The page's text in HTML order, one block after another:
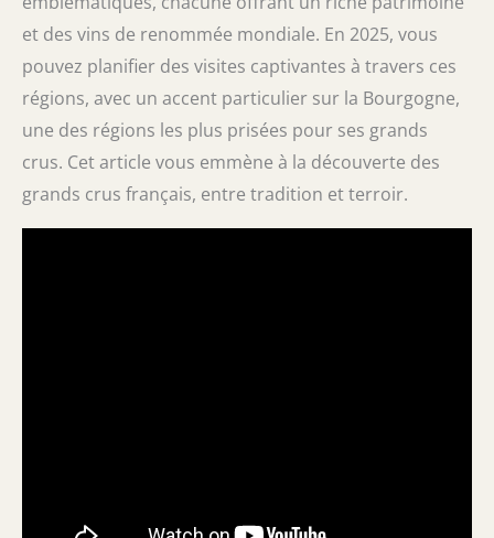
et des vins de renommée mondiale. En 2025, vous
pouvez planifier des visites captivantes à travers ces
régions, avec un accent particulier sur la Bourgogne,
une des régions les plus prisées pour ses grands
crus. Cet article vous emmène à la découverte des
grands crus français, entre tradition et terroir.